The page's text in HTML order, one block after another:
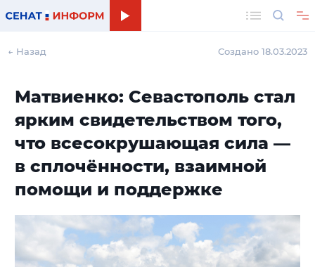
← Назад Создано 18.03.2023
Матвиенко: Севастополь стал
ярким свидетельством того,
что всесокрушающая сила —
в сплочённости, взаимной
помощи и поддержке